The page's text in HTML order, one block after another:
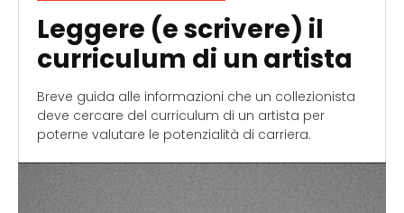
Leggere (e scrivere) il
curriculum di un artista
Breve guida alle informazioni che un collezionista
deve cercare del curriculum di un artista per
poterne valutare le potenzialità di carriera.